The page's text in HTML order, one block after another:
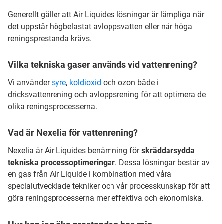
Generellt gäller att Air Liquides lösningar är lämpliga när
det uppstår högbelastat avloppsvatten eller när höga
reningsprestanda krävs.
Vilka tekniska gaser används vid vattenrening?
Vi användersyre, koldioxid och ozon både i
dricksvattenrening och avloppsrening för att optimera de
olika reningsprocesserna.
Vad är Nexelia för vattenrening?
Nexelia är Air Liquides benämning förskräddarsydda
tekniska processoptimeringar. Dessa lösningar består av
en gas från Air Liquide i kombination med våra
specialutvecklade tekniker och vår processkunskap för att
göra reningsprocesserna mer effektiva och ekonomiska.